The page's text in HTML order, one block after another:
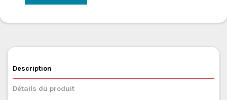
Description
Détails du produit